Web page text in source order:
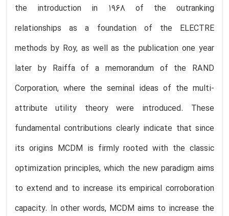
the introduction in 1968 of the outranking
relationships as a foundation of the ELECTRE
methods by Roy, as well as the publication one year
later by Raiffa of a memorandum of the RAND
Corporation, where the seminal ideas of the multi-
attribute utility theory were introduced. These
fundamental contributions clearly indicate that since
its origins MCDM is firmly rooted with the classic
optimization principles, which the new paradigm aims
to extend and to increase its empirical corroboration
capacity. In other words, MCDM aims to increase the